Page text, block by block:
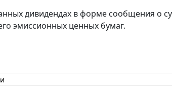
дивидендах в форме сообщения о
эмиссионных ценных бумаг.